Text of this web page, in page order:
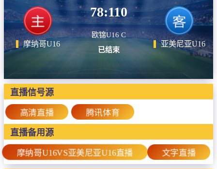
德甲
法甲
西甲
世界杯
欧冠杯
中超
篮球直播
NBA
摩纳哥U16
78:110
欧锦U16 C
已结束
亚美尼亚U16
直播信号源
高清直播 腾讯体育
直播备用源
摩纳哥U16VS亚美尼亚U16直播 文字直播